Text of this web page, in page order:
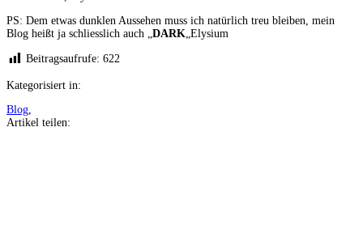
PS: Dem etwas dunklen Aussehen muss ich natürlich treu bleiben, mein
Blog heißt ja schliesslich auch „DARK„Elysium
Beitragsaufrufe: 622
Kategorisiert in:
Blog,
Artikel teilen: